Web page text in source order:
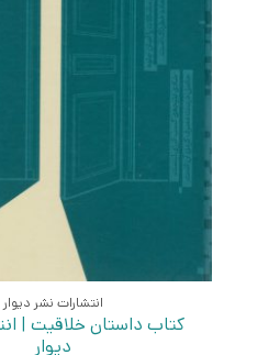
انتشارات نشر دیوار
کتاب داستان خلاقیت |
دیوار